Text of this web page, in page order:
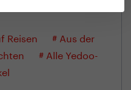
Reisen
# Aus der
# Alle Yedoo-